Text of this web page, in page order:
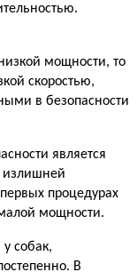
мощности, то
скоростью,
в безопасности
является
излишней
процедурах
мощности.
собак,
В